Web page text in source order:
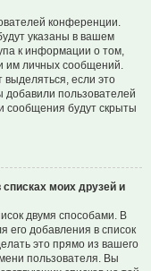
конференции.
указаны в вашем
к информации о том,
им личных сообщений.
выделяться, если это
пользователей
сообщения будут скрыты
моих друзей и
двумя способами. В
его добавления в список
это прямо из вашего
пользователя. Вы